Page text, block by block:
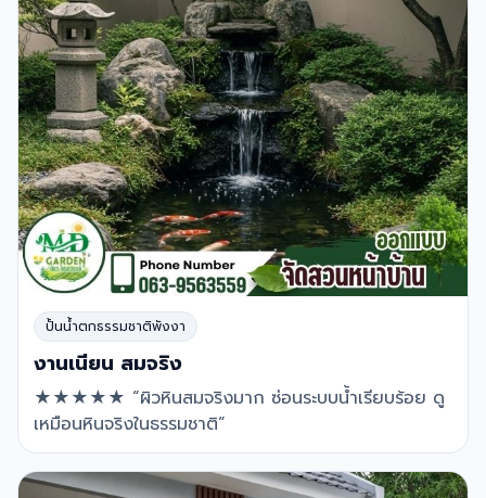
ปั้นน้ำตกธรรมชาติพังงา
งานเนียน สมจริง
★★★★★ “ผิวหินสมจริงมาก ซ่อนระบบน้ำเรียบร้อย ดู
เหมือนหินจริงในธรรมชาติ”